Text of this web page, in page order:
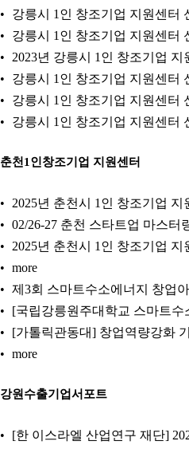
강릉시 1인 창조기업 지원센터
강릉시 1인 창조기업 지원센터
2023년 강릉시 1인 창조기업
강릉시 1인 창조기업 지원센터
강릉시 1인 창조기업 지원센터
강릉시 1인 창조기업 지원센터
춘천1인창조기업 지원센터
2025년 춘천시 1인 창조기업
02/26-27 춘천 스타트업 마스
2025년 춘천시 1인 창조기업
more
제3회 스마트수소에너지 창업
[국립강릉원주대학교 스마트
[가톨릭관동대] 창업역량강화
more
강원수출기업서포트
[한 이스라엘 산업연구 재단]